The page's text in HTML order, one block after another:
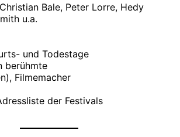
Bale, Peter Lorre, Hedy
u.a.
und Todestage
berühmte
Filmemacher
der Festivals